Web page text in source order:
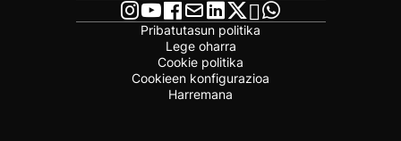
Pribatutasun politika
Lege oharra
Cookie politika
Cookieen konfigurazioa
Harremana